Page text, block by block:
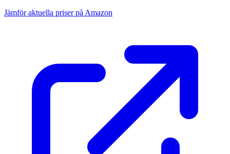
Jämför aktuella priser på Amazon